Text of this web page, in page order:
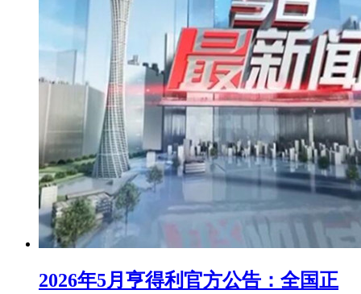
2026年5月亨得利官方公告：全国正